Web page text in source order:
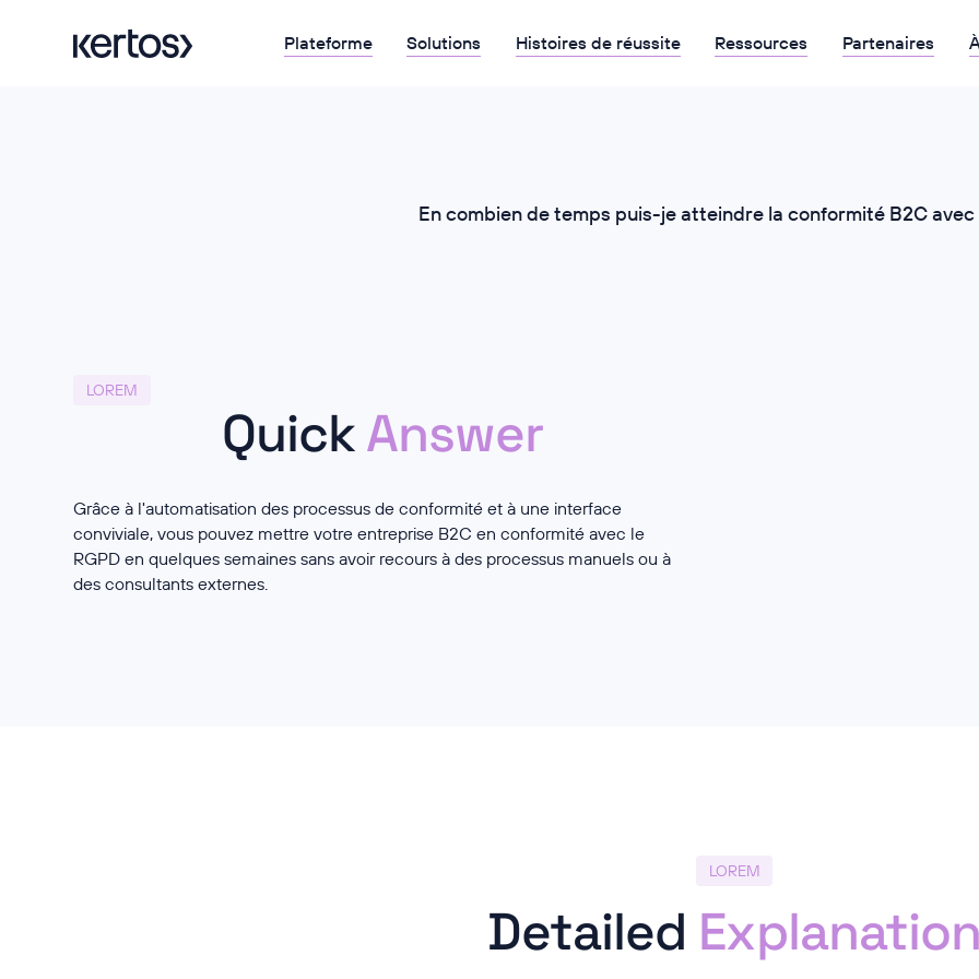
Plateforme Solutions Histoires de réussite Ressources Partenaires
En combien de temps puis-je atteindre la conformité B2C avec
LOREM
QuickAnswer
Grâce à l'automatisation des processus de conformité et à une interface
conviviale, vous pouvez mettre votre entreprise B2C en conformité avec le
RGPD en quelques semaines sans avoir recours à des processus manuels ou à
des consultants externes.
LOREM
Detailed